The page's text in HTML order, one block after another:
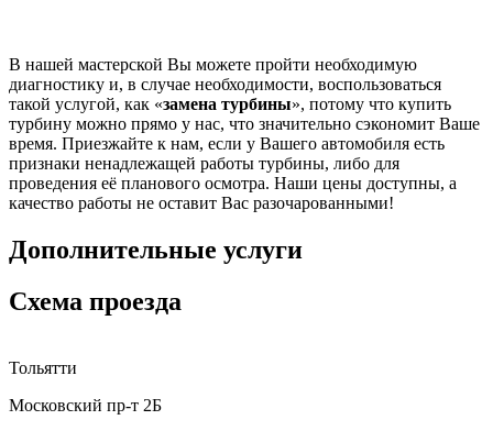
В нашей мастерской Вы можете пройти необходимую
диагностику и, в случае необходимости, воспользоваться
такой услугой, как «замена турбины», потому что купить
турбину можно прямо у нас, что значительно сэкономит Ваше
время. Приезжайте к нам, если у Вашего автомобиля есть
признаки ненадлежащей работы турбины, либо для
проведения её планового осмотра. Наши цены доступны, а
качество работы не оставит Вас разочарованными!
Дополнительные услуги
Схема проезда
Тольятти
Московский пр-т 2Б